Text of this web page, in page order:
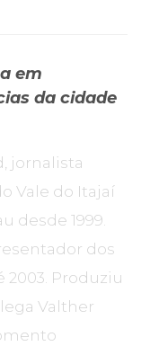
em
da cidade
jornalista
Vale do Itajaí
desde 1999.
dos
2003. Produziu
Valther